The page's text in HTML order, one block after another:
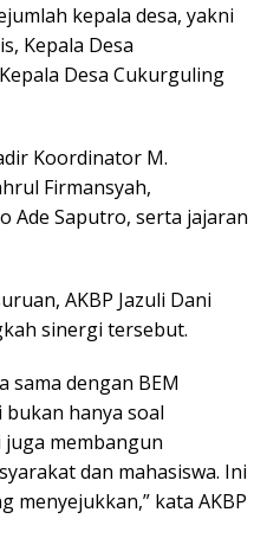
kepala desa, yakni
Kepala Desa
Desa Cukurguling
Koordinator M.
Firmansyah,
Ade Saputro, serta jajaran
AKBP Jazuli Dani
sinergi tersebut.
sama dengan BEM
bukan hanya soal
membangun
dan mahasiswa. Ini
menyejukkan,” kata AKBP